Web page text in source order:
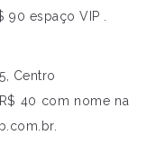
90 espaço VIP .
Centro
40 com nome na
.